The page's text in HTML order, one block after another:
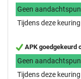
Geen
Tijdens deze
APK goedgekeurd
Geen
Tijdens deze